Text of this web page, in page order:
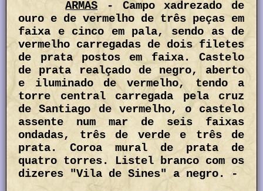
ARMAS- Campo xadrezado de
ouro e de vermelho de três peças em
faixa e cinco em pala, sendo as de
vermelho carregadas de dois filetes
de prata postos em faixa. Castelo
de prata realçado de negro, aberto
e iluminado de vermelho, tendo a
torre central carregada pela cruz
de Santiago de vermelho, o castelo
assente num mar de seis faixas
ondadas, três de verde e três de
prata. Coroa mural de prata de
quatro torres. Listel branco com os
dizeres "Vila de Sines" a negro. -